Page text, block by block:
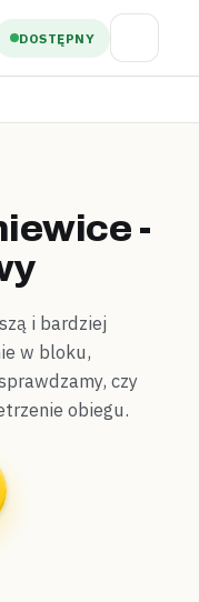
DOSTĘPNY
-
i bardziej
w bloku,
czy
obiegu.